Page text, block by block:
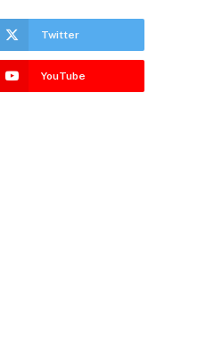
Twitter
YouTube